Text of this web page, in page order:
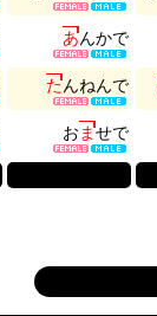
あんかで
たんねんで
お ませで